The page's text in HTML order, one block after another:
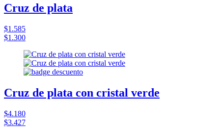
Cruz de plata
$1.585
$1.300
Cruz de plata con cristal verde
$4.180
$3.427